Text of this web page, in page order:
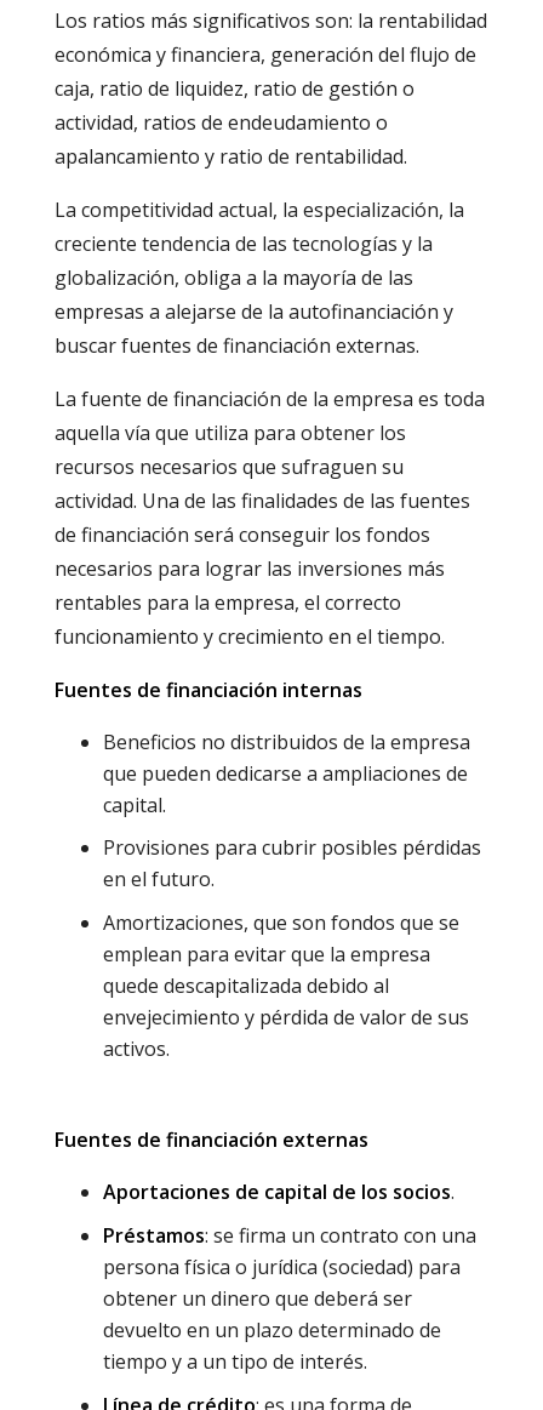
Los ratios más significativos son: la rentabilidad
económica y financiera, generación del flujo de
caja, ratio de liquidez, ratio de gestión o
actividad, ratios de endeudamiento o
apalancamiento y ratio de rentabilidad.
La competitividad actual, la especialización, la
creciente tendencia de las tecnologías y la
globalización, obliga a la mayoría de las
empresas a alejarse de la autofinanciación y
buscar fuentes de financiación externas.
La fuente de financiación de la empresa es toda
aquella vía que utiliza para obtener los
recursos necesarios que sufraguen su
actividad. Una de las finalidades de las fuentes
de financiación será conseguir los fondos
necesarios para lograr las inversiones más
rentables para la empresa, el correcto
funcionamiento y crecimiento en el tiempo.
Fuentes de financiación internas
Beneficios no distribuidos de la empresa
que pueden dedicarse a ampliaciones de
capital.
Provisiones para cubrir posibles pérdidas
en el futuro.
Amortizaciones, que son fondos que se
emplean para evitar que la empresa
quede descapitalizada debido al
envejecimiento y pérdida de valor de sus
activos.
Fuentes de financiación externas
Aportaciones de capital de los socios.
Préstamos: se firma un contrato con una
persona física o jurídica (sociedad) para
obtener un dinero que deberá ser
devuelto en un plazo determinado de
tiempo y a un tipo de interés.
Línea de crédito: es una forma de